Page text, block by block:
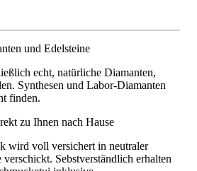
und Edelsteine
echt, natürliche Diamanten,
Synthesen und Labor-Diamanten
finden.
zu Ihnen nach Hause
wird voll versichert in neutraler
verschickt. Sebstverständlich erhalten